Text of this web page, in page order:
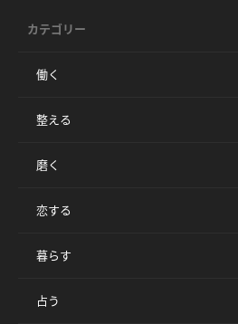
カテゴリー
働く
整える
磨く
恋する
暮らす
占う